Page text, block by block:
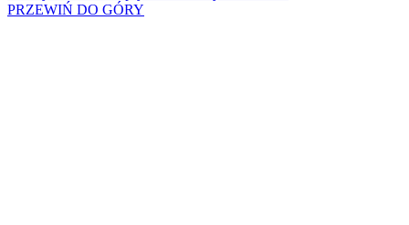
PRZEWIŃ DO GÓRY